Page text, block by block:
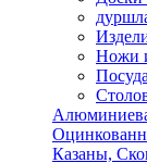
Ножи
Казаны,